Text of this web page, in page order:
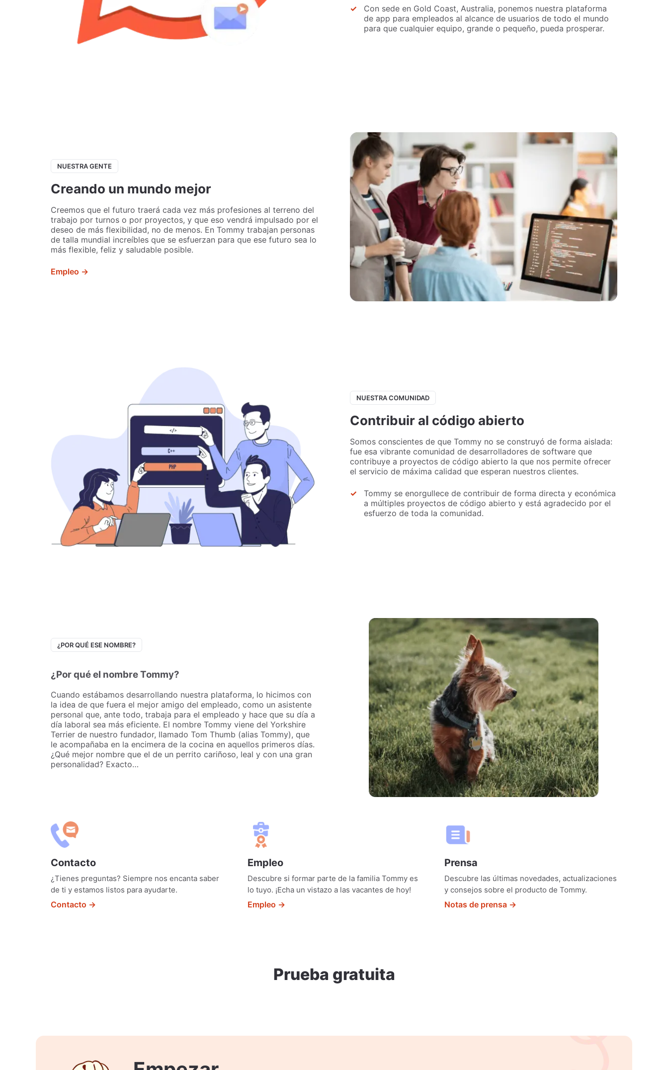
Con sede en Gold Coast, Australia, ponemos nuestra plataforma
de app para empleados al alcance de usuarios de todo el mundo
para que cualquier equipo, grande o pequeño, pueda prosperar.
NUESTRA GENTE
Creando un mundo mejor
Creemos que el futuro traerá cada vez más profesiones al terreno del
trabajo por turnos o por proyectos, y que eso vendrá impulsado por el
deseo de más flexibilidad, no de menos. En Tommy trabajan personas
de talla mundial increíbles que se esfuerzan para que ese futuro sea lo
más flexible, feliz y saludable posible.
Empleo →
NUESTRA COMUNIDAD
Contribuir al código abierto
Somos conscientes de que Tommy no se construyó de forma aislada:
fue esa vibrante comunidad de desarrolladores de software que
contribuye a proyectos de código abierto la que nos permite ofrecer
el servicio de máxima calidad que esperan nuestros clientes.
Tommy se enorgullece de contribuir de forma directa y económica
a múltiples proyectos de código abierto y está agradecido por el
esfuerzo de toda la comunidad.
¿POR QUÉ ESE NOMBRE?
¿Por qué el nombre Tommy?
Cuando estábamos desarrollando nuestra plataforma, lo hicimos con
la idea de que fuera el mejor amigo del empleado, como un asistente
personal que, ante todo, trabaja para el empleado y hace que su día a
día laboral sea más eficiente. El nombre Tommy viene del Yorkshire
Terrier de nuestro fundador, llamado Tom Thumb (alias Tommy), que
le acompañaba en la encimera de la cocina en aquellos primeros días.
¿Qué mejor nombre que el de un perrito cariñoso, leal y con una gran
personalidad? Exacto…
Contacto
¿Tienes preguntas? Siempre nos encanta saber
de ti y estamos listos para ayudarte.
Contacto →
Empleo
Descubre si formar parte de la familia Tommy es
lo tuyo. ¡Echa un vistazo a las vacantes de hoy!
Empleo →
Prensa
Descubre las últimas novedades, actualizaciones
y consejos sobre el producto de Tommy.
Notas de prensa →
Prueba gratuita